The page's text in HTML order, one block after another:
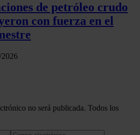
de petróleo crudo
con fuerza en el
no será publicada. Todos los